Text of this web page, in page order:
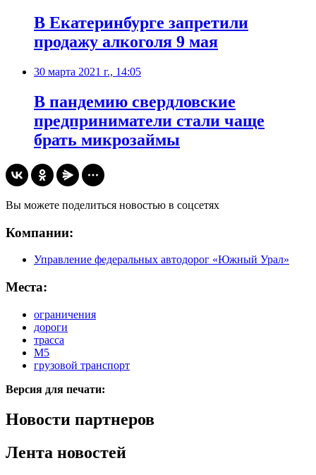
​В Екатеринбурге запретили
продажу алкоголя 9 мая
30 марта 2021 г., 14:05
​В пандемию свердловские
предприниматели стали чаще
брать микрозаймы
Вы можете поделиться новостью в соцсетях
Компании:
Управление федеральных автодорог «Южный Урал»
Места:
ограничения
дороги
трасса
М5
грузовой транспорт
Версия для печати:
Новости партнеров
Лента новостей